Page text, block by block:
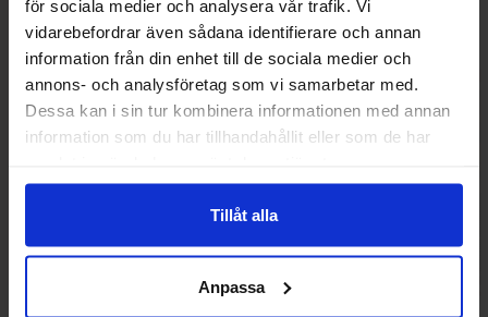
för sociala medier och analysera vår trafik. Vi
vidarebefordrar även sådana identifierare och annan
information från din enhet till de sociala medier och
annons- och analysföretag som vi samarbetar med.
Dessa kan i sin tur kombinera informationen med annan
information som du har tillhandahållit eller som de har
Tillåt alla
Anpassa
-67%